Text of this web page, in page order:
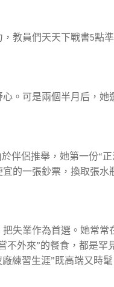
員們天天下戰書5點
可是兩個半月后，她
侶推舉，她第一份“
的一張鈔票，換取張
業作為首選。她常常
外來”的餐食，都是
練習生涯”既高端又時髦